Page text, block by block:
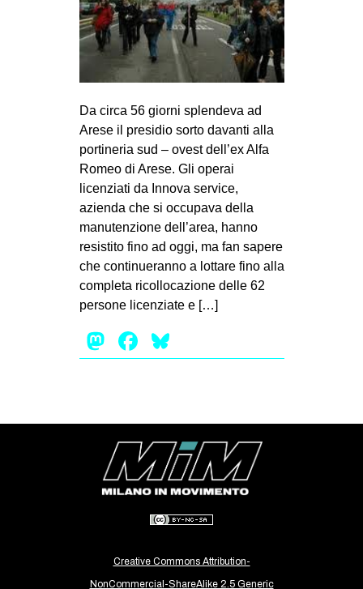
RECENSIONI
INTERNAZIONALE
AFRICA
AMERICHE
ESTREMO ORIENTE
MEDIO ORIENTE
MONDO
EVENTI
in
tw
SEARCH
Da circa 56 giorni splendeva ad
Arese il presidio sorto davanti alla
portineria sud – ovest dell’ex Alfa
Romeo di Arese. Gli operai
licenziati da Innova service,
azienda che si occupava della
manutenzione dell’area, hanno
resistito fino ad oggi, ma fan sapere
che continueranno a lottare fino alla
completa ricollocazione delle 62
persone licenziate e […]
Mastodon
Facebook
Creative Commons Attribution-
NonCommercial-ShareAlike 2.5 Generic